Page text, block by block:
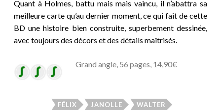
Quant à Holmes, battu mais mais vaincu, il n’abattra sa
meilleure carte qu’au dernier moment, ce qui fait de cette
BD une histoire bien construite, superbement dessinée,
avec toujours des décors et des détails maîtrisés.
Grand angle, 56 pages, 14,90€
FÉLIX JANOLLE WALTER